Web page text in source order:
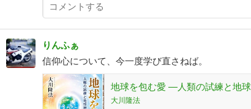
りんふぁ
信仰心について、今一度学び直さねば。
地球を包む愛 ―人類の試練と地
大川隆法